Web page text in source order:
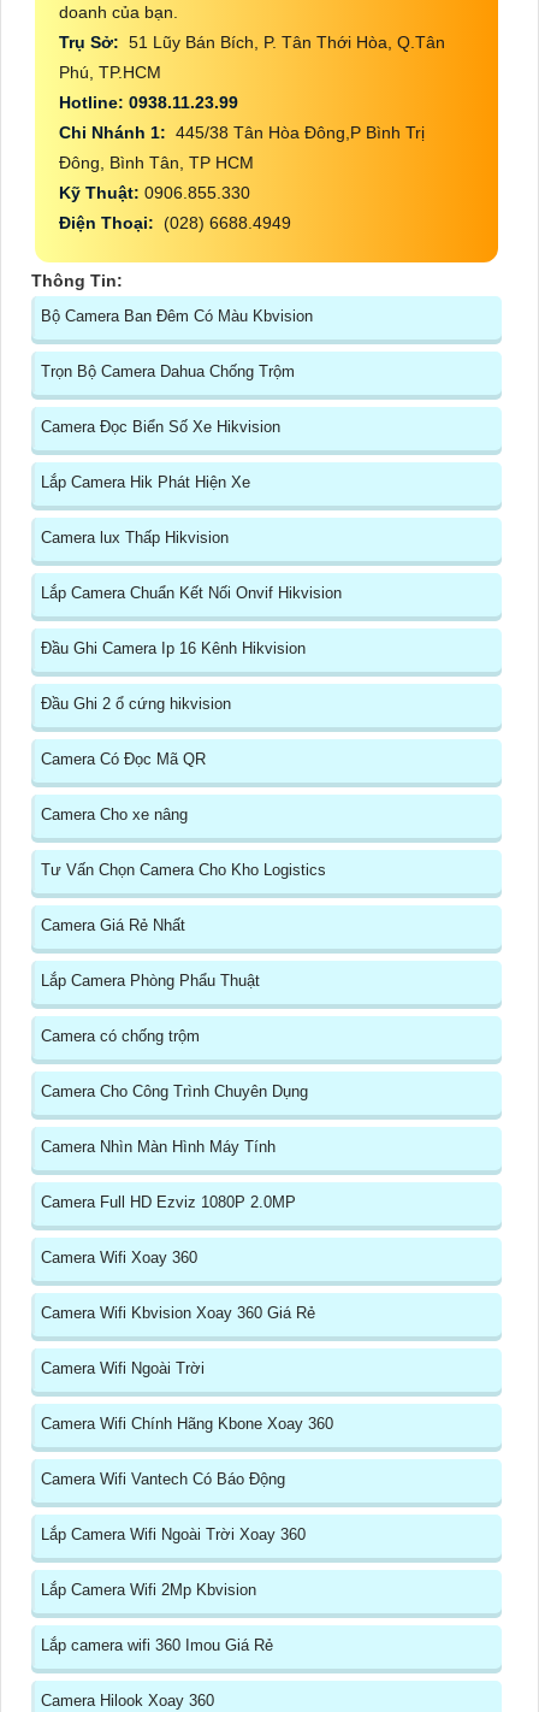
doanh của bạn.
Trụ Sở: 51 Lũy Bán Bích, P. Tân Thới Hòa, Q.Tân
Phú, TP.HCM
Hotline: 0938.11.23.99
Chi Nhánh 1: 445/38 Tân Hòa Đông,P Bình Trị
Đông, Bình Tân, TP HCM
Kỹ Thuật: 0906.855.330
Điện Thoại: (028) 6688.4949
Thông Tin:
Bộ Camera Ban Đêm Có Màu Kbvision
Trọn Bộ Camera Dahua Chống Trộm
Camera Đọc Biển Số Xe Hikvision
Lắp Camera Hik Phát Hiện Xe
Camera lux Thấp Hikvision
Lắp Camera Chuẩn Kết Nối Onvif Hikvision
Đầu Ghi Camera Ip 16 Kênh Hikvision
Đầu Ghi 2 ổ cứng hikvision
Camera Có Đọc Mã QR
Camera Cho xe nâng
Tư Vấn Chọn Camera Cho Kho Logistics
Camera Giá Rẻ Nhất
Lắp Camera Phòng Phẩu Thuật
Camera có chống trộm
Camera Cho Công Trình Chuyên Dụng
Camera Nhìn Màn Hình Máy Tính
Camera Full HD Ezviz 1080P 2.0MP
Camera Wifi Xoay 360
Camera Wifi Kbvision Xoay 360 Giá Rẻ
Camera Wifi Ngoài Trời
Camera Wifi Chính Hãng Kbone Xoay 360
Camera Wifi Vantech Có Báo Động
Lắp Camera Wifi Ngoài Trời Xoay 360
Lắp Camera Wifi 2Mp Kbvision
Lắp camera wifi 360 Imou Giá Rẻ
Camera Hilook Xoay 360